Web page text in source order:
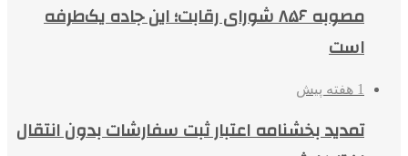
مصوبه ۸۵۶ شورای رقابت؛ این جاده یک‌طرفه
است
1 هفته پیش
تمدید بخشنامه اعتبار ثبت سفارشات بدون انتقال